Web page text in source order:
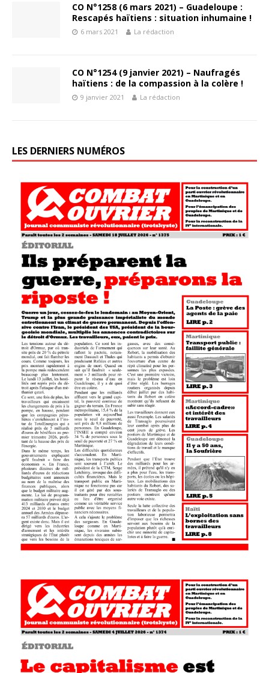
CO N°1258 (6 mars 2021) – Guadeloupe :
Rescapés haïtiens : situation inhumaine !
6 mars 2021 La rédaction
CO N°1254 (9 janvier 2021) – Naufragés
haïtiens : de la compassion à la colère !
9 janvier 2021 La rédaction
LES DERNIERS NUMÉROS